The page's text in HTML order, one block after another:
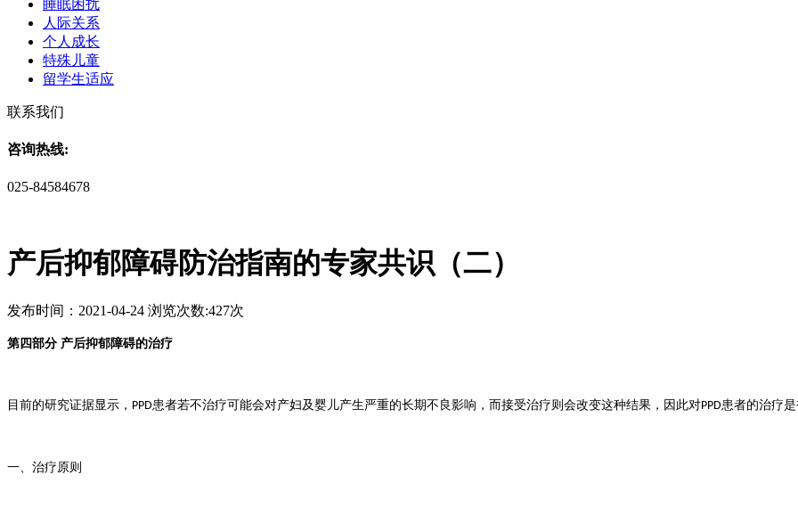
睡眠困扰
人际关系
个人成长
特殊儿童
留学生适应
联系我们
咨询热线:
025-84584678
产后抑郁障碍防治指南的专家共识（二）
发布时间：2021-04-24 浏览次数:427次
第四部分 产后抑郁障碍的治疗
目前的研究证据显示， PPD患者若不治疗可能会对产妇及婴儿产生严重的长期不良影响，而接受治疗则会改变这种结果，因此对PPD患者的治疗
一、治疗原则